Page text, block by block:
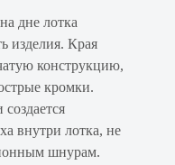
дне лотка
изделия. Края
конструкцию,
кромки.
внутри лотка, не
шнурам.